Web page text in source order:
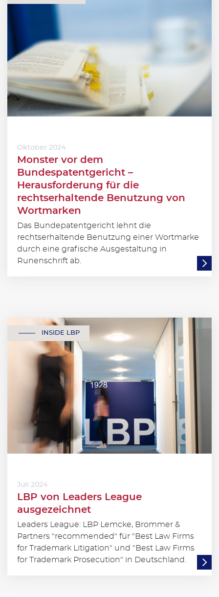
Oktober 2024
Monster vor dem
Bundespatentgericht –
Herausforderung für die
rechtserhaltende Benutzung von
Wortmarken
Das Bundepatentgericht lehnt die
rechtserhaltende Benutzung einer Wortmarke
durch eine grafische Ausgestaltung in
Runenschrift ab.
INSIDE LBP
Juli 2024
LBP von Leaders League
ausgezeichnet
Leaders League: LBP Lemcke, Brommer &
Partners "recommended" für "Best Law Firms
for Trademark Litigation" und "Best Law Firms
for Trademark Prosecution" in Deutschland.